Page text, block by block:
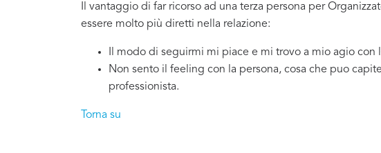
Il vantaggio di far ricorso ad una terza persona per
essere molto più diretti nella relazione:
Il modo di seguirmi mi piace e mi trovo a mio agio
Non sento il feeling con la persona, cosa che puo
professionista.
Torna su